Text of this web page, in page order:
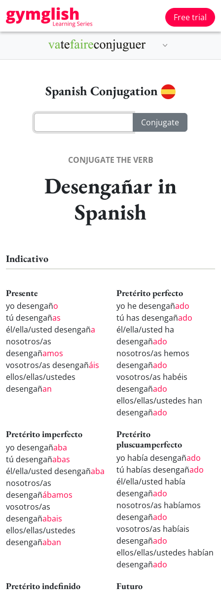
Free trial
Spanish Conjugation
CONJUGATE THE VERB
Desengañar in
Spanish
Indicativo
Presente
yo desengaño
tú desengañas
él/ella/usted desengaña
nosotros/as
desengañamos
vosotros/as desengañáis
ellos/ellas/ustedes
desengañan
Pretérito perfecto
yo he desengañado
tú has desengañado
él/ella/usted ha
desengañado
nosotros/as hemos
desengañado
vosotros/as habéis
desengañado
ellos/ellas/ustedes han
desengañado
Pretérito imperfecto
yo desengañaba
tú desengañabas
él/ella/usted desengañaba
nosotros/as
desengañábamos
vosotros/as
desengañabais
ellos/ellas/ustedes
desengañaban
Pretérito
pluscuamperfecto
yo había desengañado
tú habías desengañado
él/ella/usted había
desengañado
nosotros/as habíamos
desengañado
vosotros/as habíais
desengañado
ellos/ellas/ustedes habían
desengañado
Pretérito indefinido Futuro